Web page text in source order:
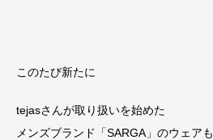
このたび新たに
tejasさんが取り扱いを始めた
メンズブランド「SARGA」のウェアも